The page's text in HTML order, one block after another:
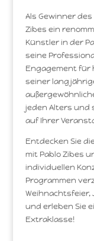
Als Gewinner
Zibes ein
Künstler in der
seine
Engagement für
seiner
jeden Alters und
auf Ihrer
Entdecken Sie
mit Pablo Zibes
individuellen
Programmen
und erleben Sie
Extraklasse!